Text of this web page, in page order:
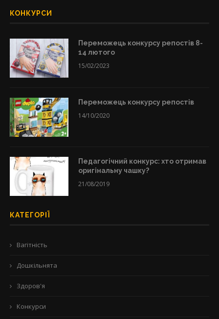
КОНКУРСИ
Переможець конкурсу репостів 8-
14 лютого
15/02/2023
Переможець конкурсу репостів
14/10/2020
Педагогічний конкурс: хто отримав
оригінальну чашку?
21/08/2019
КАТЕГОРІЇ
Вагітність
Дошкільнята
Здоров'я
Конкурси